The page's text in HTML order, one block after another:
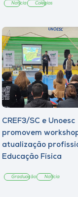
Notícia Colégios
CREF3/SC e Unoesc
promovem
atualização
Educação Física
Graduação Notícia